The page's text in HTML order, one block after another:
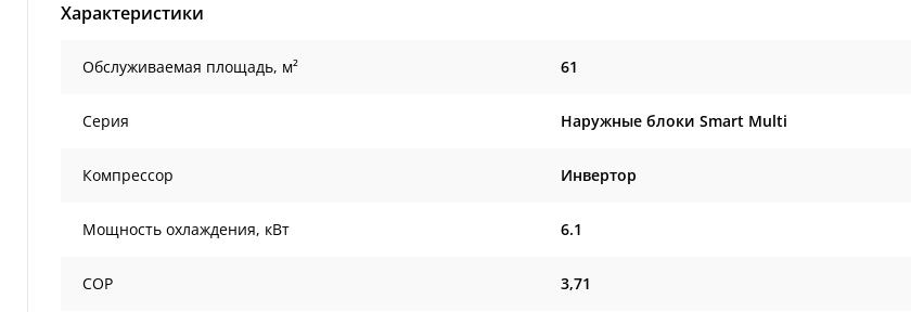
Характеристики
Обслуживаемая площадь, м² 61
Серия Наружные блоки Smart Multi
Компрессор Инвертор
Мощность охлаждения, кВт 6.1
COP 3,71